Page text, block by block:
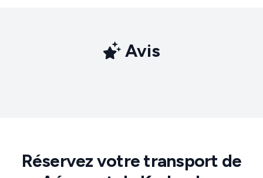
Avis
Réservez votre transport de